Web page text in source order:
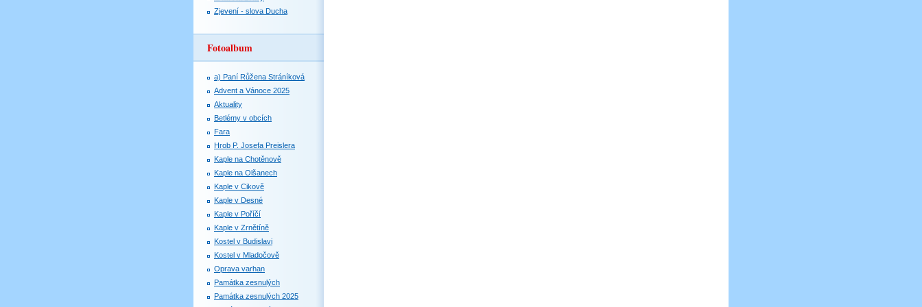
Zjevení - slova Ducha
Fotoalbum
a) Paní Růžena Stráníková
Advent a Vánoce 2025
Aktuality
Betlémy v obcích
Fara
Hrob P. Josefa Preislera
Kaple na Chotěnově
Kaple na Olšanech
Kaple v Cikově
Kaple v Desné
Kaple v Poříčí
Kaple v Zrnětíně
Kostel v Budislavi
Kostel v Mladočově
Oprava varhan
Památka zesnulých
Památka zesnulých 2025